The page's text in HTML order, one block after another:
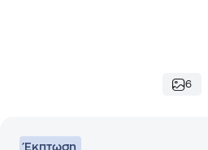
6
Έκπτωση